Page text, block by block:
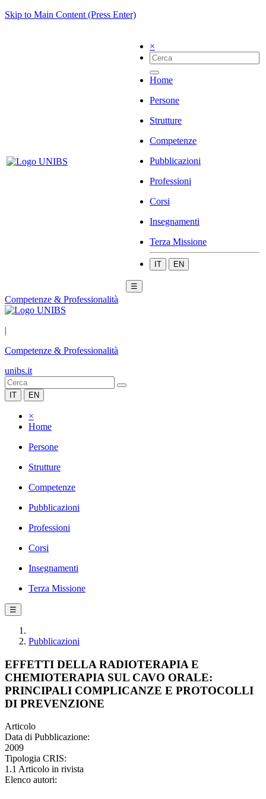
Skip to Main Content (Press Enter)
×
Home
Persone
Strutture
Competenze
Pubblicazioni
Professioni
Corsi
Insegnamenti
Terza Missione
IT EN
☰
Competenze & Professionalità
|
Competenze & Professionalità
unibs.it
IT EN
×
Home
Persone
Strutture
Competenze
Pubblicazioni
Professioni
Corsi
Insegnamenti
Terza Missione
☰
Pubblicazioni
EFFETTI DELLA RADIOTERAPIA E
CHEMIOTERAPIA SUL CAVO ORALE:
PRINCIPALI COMPLICANZE E PROTOCOLLI
DI PREVENZIONE
Articolo
Data di Pubblicazione:
2009
Tipologia CRIS:
1.1 Articolo in rivista
Elenco autori: